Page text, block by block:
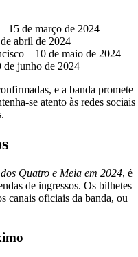
15 de março de 2024
abril de 2024
– 10 de maio de 2024
de junho de 2024
e a banda promete
se atento às redes sociais
Quatro e Meia em 2024, é
de ingressos. Os bilhetes
canais oficiais da banda, ou